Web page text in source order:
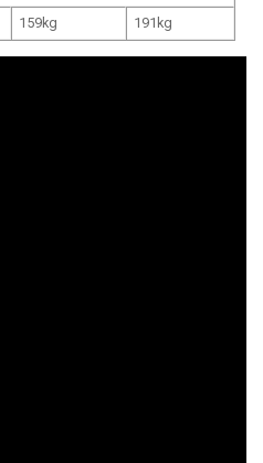
159kg 191kg